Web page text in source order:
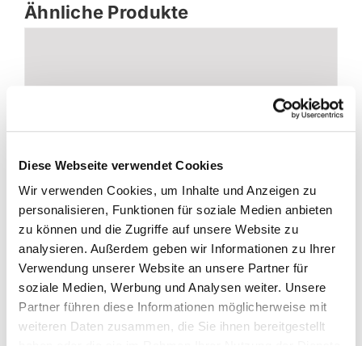
Diese Webseite verwendet Cookies
Wir verwenden Cookies, um Inhalte und Anzeigen zu
personalisieren, Funktionen für soziale Medien anbieten
zu können und die Zugriffe auf unsere Website zu
analysieren. Außerdem geben wir Informationen zu Ihrer
Verwendung unserer Website an unsere Partner für
soziale Medien, Werbung und Analysen weiter. Unsere
Partner führen diese Informationen möglicherweise mit
weiteren Daten zusammen, die Sie ihnen bereitgestellt
Ähnliche Produkte
LMC Element T758G
Details